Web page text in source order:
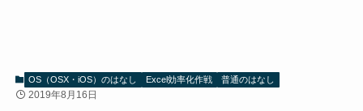
OS（OSX・iOS）のはなし Excel効率化作戦 普通のはなし
2019年8月16日